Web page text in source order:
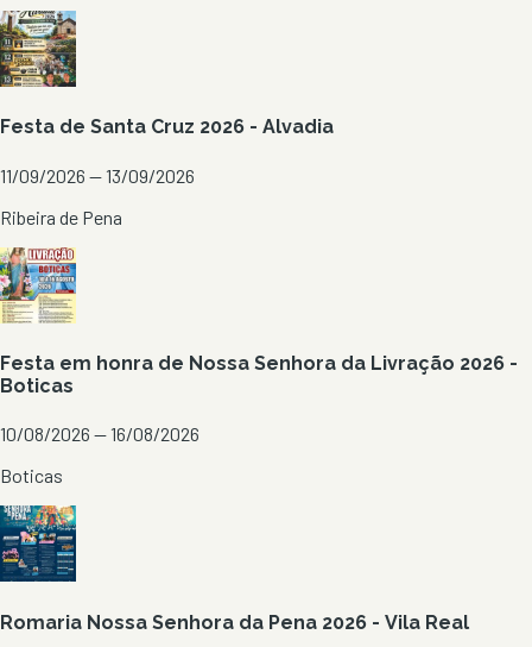
Festa de Santa Cruz 2026 - Alvadia
11/09/2026 — 13/09/2026
Ribeira de Pena
Festa em honra de Nossa Senhora da Livração 2026 -
Boticas
10/08/2026 — 16/08/2026
Boticas
Romaria Nossa Senhora da Pena 2026 - Vila Real